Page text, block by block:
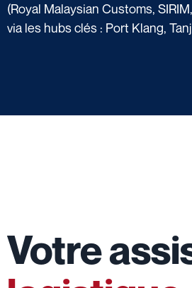
(Royal Malaysian Customs,
via les hubs clés : Port Klang,
Votre